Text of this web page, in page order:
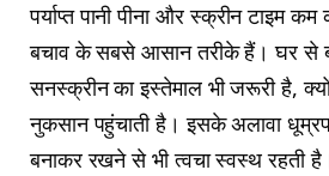
पर्याप्त पानी पीना और स्क्रीन टाइम
बचाव के सबसे आसान तरीके हैं। घर से
सनस्क्रीन का इस्तेमाल भी जरूरी है,
नुकसान पहुंचाती है। इसके अलावा
बनाकर रखने से भी त्वचा स्वस्थ रहती